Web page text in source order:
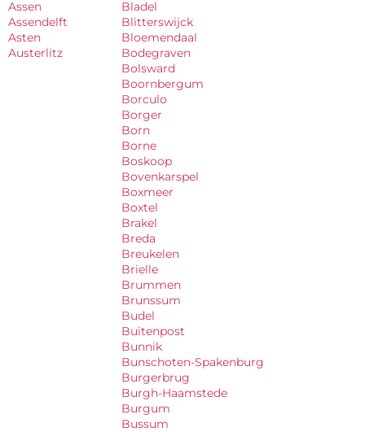
Assen
Assendelft
Asten
Austerlitz
Bladel
Blitterswijck
Bloemendaal
Bodegraven
Bolsward
Boornbergum
Borculo
Borger
Born
Borne
Boskoop
Bovenkarspel
Boxmeer
Boxtel
Brakel
Breda
Breukelen
Brielle
Brummen
Brunssum
Budel
Buitenpost
Bunnik
Bunschoten-Spakenburg
Burgerbrug
Burgh-Haamstede
Burgum
Bussum